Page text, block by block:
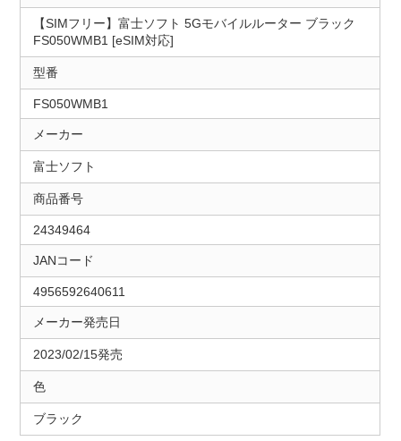
【SIMフリー】富士ソフト 5Gモバイルルーター ブラック
FS050WMB1 [eSIM対応]
型番
FS050WMB1
メーカー
富士ソフト
商品番号
24349464
JANコード
4956592640611
メーカー発売日
2023/02/15発売
色
ブラック